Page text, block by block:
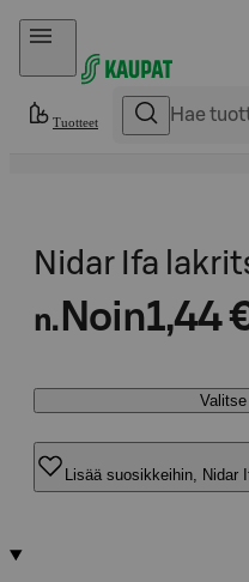
Hyppää sisältöön
Tuotteet
Nidar Ifa
n. Noin1,44
Lisää suosikkeihin, Nidar